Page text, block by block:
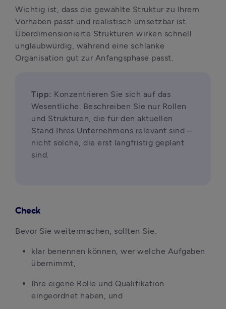
Wichtig ist, dass die gewählte Struktur zu Ihrem
Vorhaben passt und realistisch umsetzbar ist.
Überdimensionierte Strukturen wirken schnell
unglaubwürdig, während eine schlanke
Organisation gut zur Anfangsphase passt.
Tipp: Konzentrieren Sie sich auf das
Wesentliche. Beschreiben Sie nur Rollen
und Strukturen, die für den aktuellen
Stand Ihres Unternehmens relevant sind –
nicht solche, die erst langfristig geplant
sind.
Check
Bevor Sie weitermachen, sollten Sie:
klar benennen können, wer welche Aufgaben
übernimmt,
Ihre eigene Rolle und Qualifikation
eingeordnet haben, und